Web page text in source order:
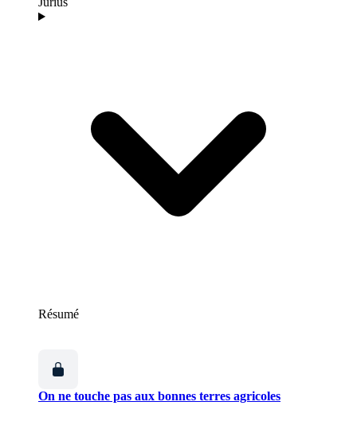
Résumé
On ne touche pas aux bonnes terres agricoles